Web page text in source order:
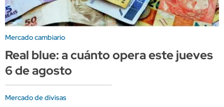
Mercado cambiario
Real blue: a cuánto opera este jueves
6 de agosto
Mercado de divisas